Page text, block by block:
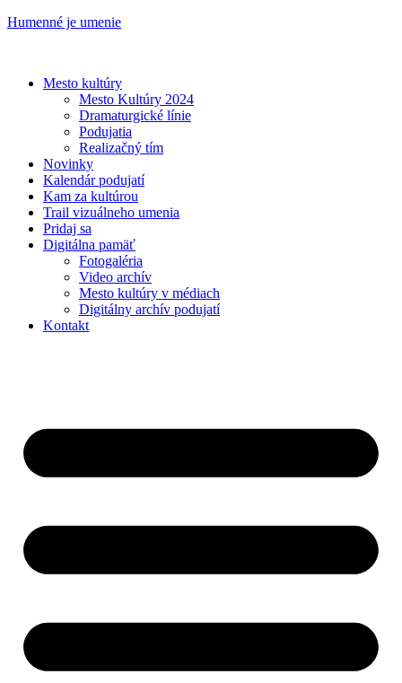
Humenné je umenie
Mesto kultúry
Mesto Kultúry 2024
Dramaturgické línie
Podujatia
Realizačný tím
Novinky
Kalendár podujatí
Kam za kultúrou
Trail vizuálneho umenia
Pridaj sa
Digitálna pamäť
Fotogaléria
Video archív
Mesto kultúry v médiach
Digitálny archív podujatí
Kontakt